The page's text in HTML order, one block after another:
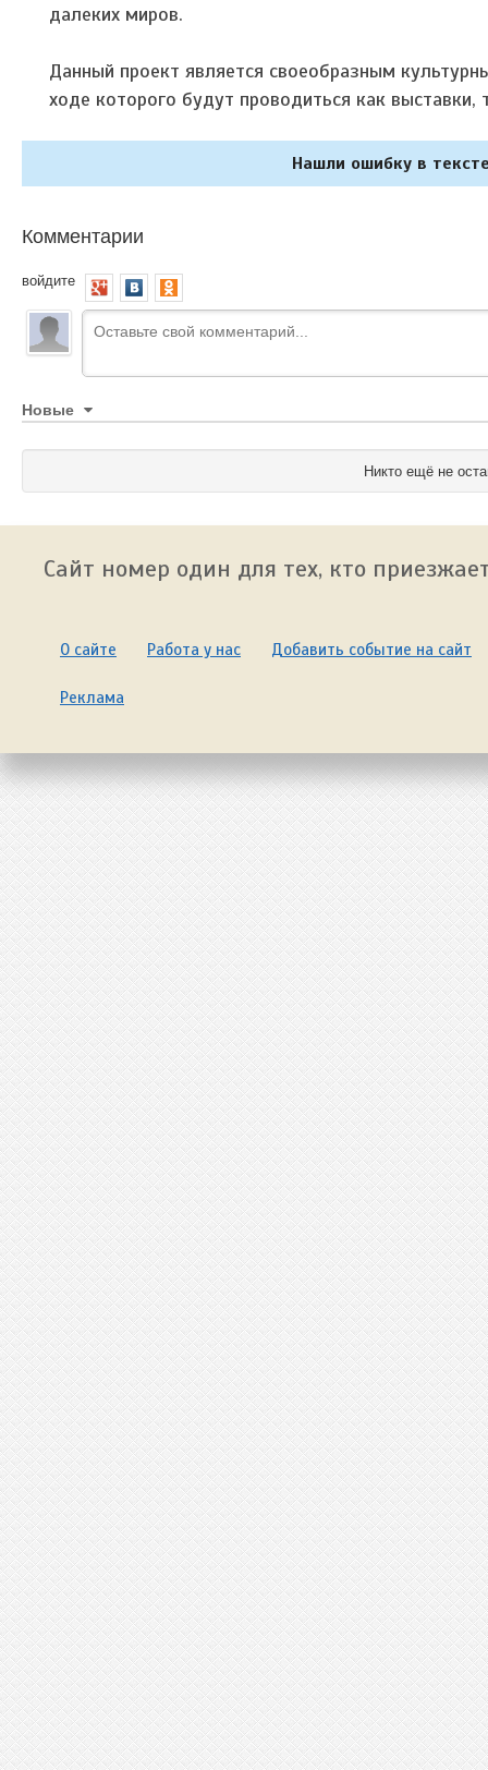
далеких миров.
Данный проект является своеобразным
ходе которого будут проводиться как выставки,
Нашли ошибку в
Комментарии
войдите
Новые
Никто ещё не
Сайт номер один для тех, кто
О сайте Работа у нас Добавить событие на сайт
Реклама